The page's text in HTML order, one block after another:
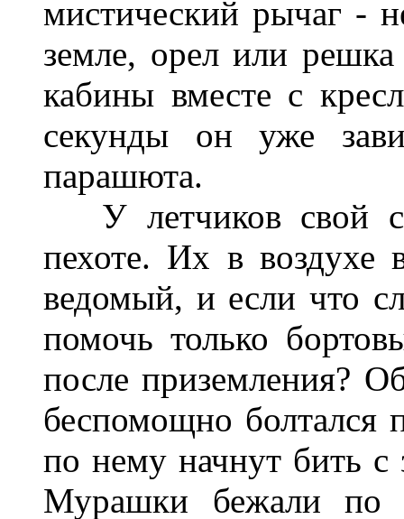
мистический рычаг -
земле, орел или
кабины вместе с
секунды он уже
парашюта.
У летчиков свой
пехоте. Их в воздухе
ведомый, и если что
помочь только
после приземления?
беспомощно болтался
по нему начнут бить с
Мурашки бежали по